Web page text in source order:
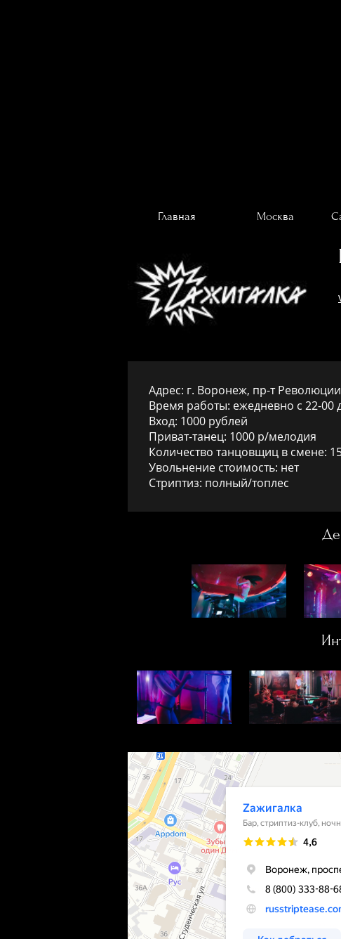
Главная Москва
Адрес: г. Воронеж, пр-т Революции
Время работы: ежедневно с 22-00
Вход: 1000 рублей
Приват-танец: 1000 р/мелодия
Количество танцовщиц в смене:
Увольнение стоимость: нет
Стриптиз: полный/топлес